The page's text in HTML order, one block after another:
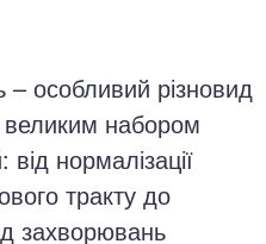
особливий різновид
набором
нормалізації
тракту до
захворювань